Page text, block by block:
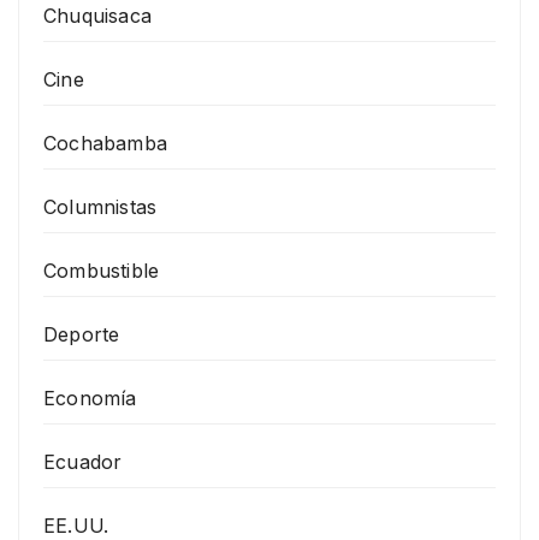
Chuquisaca
Cine
Cochabamba
Columnistas
Combustible
Deporte
Economía
Ecuador
EE.UU.